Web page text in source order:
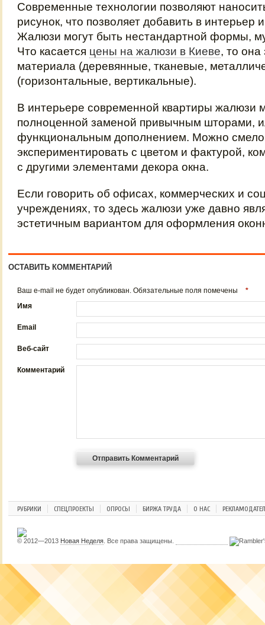
Современные технологии позволяют
рисунок, что позволяет добавить в интерьер
Жалюзи могут быть нестандартной формы,
Что касается цены на жалюзи в Киеве, то она
материала (деревянные, тканевые,
(горизонтальные, вертикальные).
В интерьере современной квартиры жалюзи
полноценной заменой привычным шторами,
функциональным дополнением. Можно смело
экспериментировать с цветом и фактурой,
с другими элементами декора окна.
Если говорить об офисах, коммерческих и
учреждениях, то здесь жалюзи уже давно
эстетичным вариантом для оформления
ОСТАВИТЬ КОММЕНТАРИЙ
Ваш e-mail не будет опубликован. Обязательные поля помечены
*
Имя
Email
Веб-сайт
Комментарий
РУБРИКИ СПЕЦПРОЕКТЫ ОПРОСЫ БИРЖА ТРУДА О НАС
© 2012—2013 Новая Неделя . Все права защищены.